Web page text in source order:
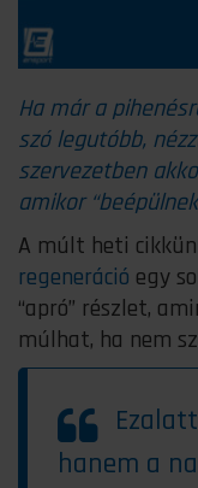
Ha már a
szó legutóbb,
szervezetben
amikor
A múlt heti
regeneráció egy
“apró” részlet,
múlhat, ha nem
hanem a